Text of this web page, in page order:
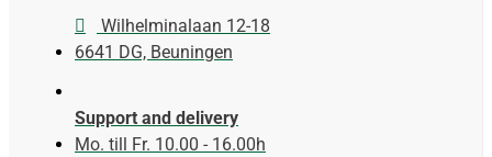
Wilhelminalaan 12-18
6641 DG, Beuningen
Support and delivery
Mo. till Fr. 10.00 - 16.00h